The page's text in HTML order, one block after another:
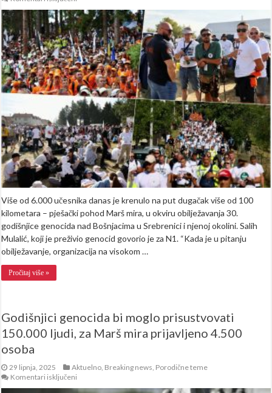
Počeo
Marš
mira:
Više
od
6.000
učesnika
krenulo
iz
Nezuka
ka
Potočarima
Više od 6.000 učesnika danas je krenulo na put dugačak više od 100
kilometara – pješački pohod Marš mira, u okviru obilježavanja 30.
godišnjice genocida nad Bošnjacima u Srebrenici i njenoj okolini. Salih
Mulalić, koji je preživio genocid govorio je za N1. “Kada je u pitanju
obilježavanje, organizacija na visokom …
Pročitaj više »
Godišnjici genocida bi moglo prisustvovati
150.000 ljudi, za Marš mira prijavljeno 4.500
osoba
29 lipnja, 2025 Aktuelno Breaking news Porodične teme
Komentari isključeni